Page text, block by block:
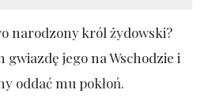
narodzony król żydowski?
gwiazdę jego na Wschodzie i
oddać mu pokłoń.